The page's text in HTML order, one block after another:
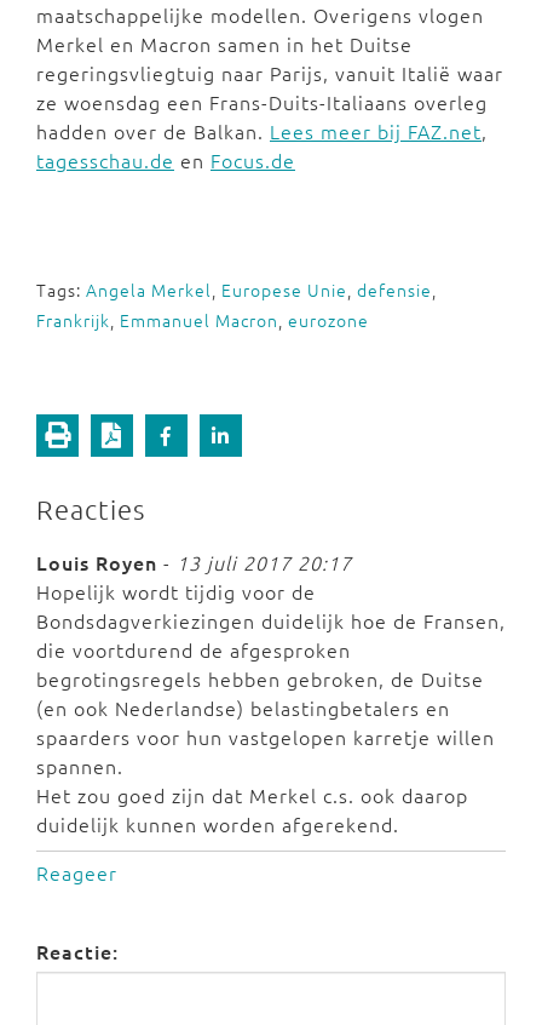
maatschappelijke modellen. Overigens vlogen
Merkel en Macron samen in het Duitse
regeringsvliegtuig naar Parijs, vanuit Italië waar
ze woensdag een Frans-Duits-Italiaans overleg
hadden over de Balkan. Lees meer bij FAZ.net,
tagesschau.de en Focus.de
Tags: Angela Merkel, Europese Unie, defensie,
Frankrijk, Emmanuel Macron, eurozone
Reacties
Louis Royen - 13 juli 2017 20:17
Hopelijk wordt tijdig voor de
Bondsdagverkiezingen duidelijk hoe de Fransen,
die voortdurend de afgesproken
begrotingsregels hebben gebroken, de Duitse
(en ook Nederlandse) belastingbetalers en
spaarders voor hun vastgelopen karretje willen
spannen.
Het zou goed zijn dat Merkel c.s. ook daarop
duidelijk kunnen worden afgerekend.
Reageer
Reactie: